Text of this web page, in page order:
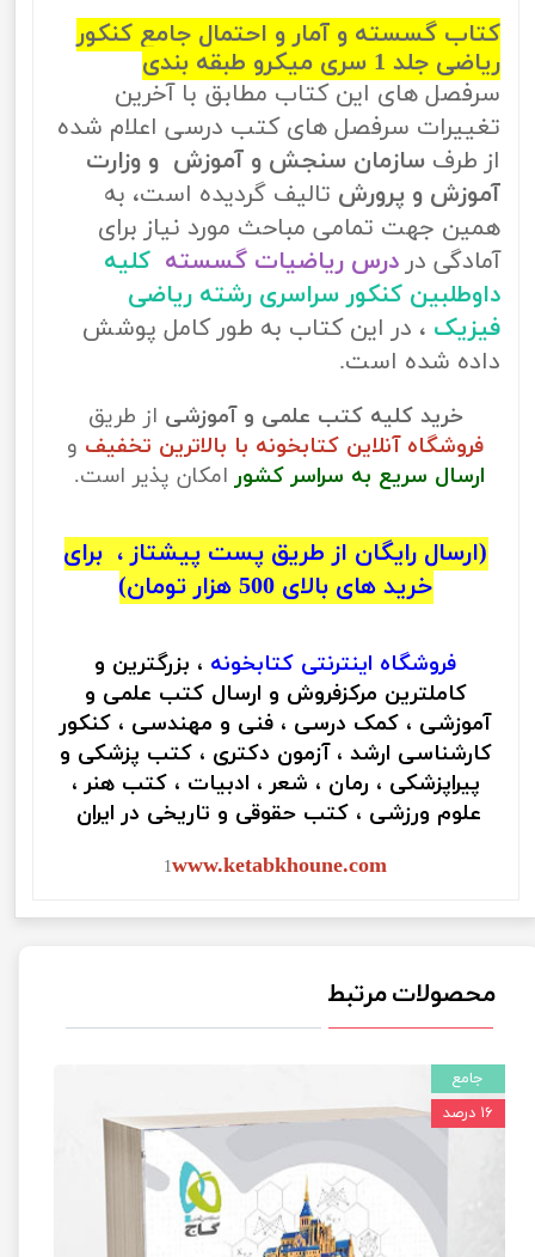
کتاب گسسته و آمار و احتمال جامع کنکور
ریاضی جلد 1 سری میکرو طبقه بندی
سرفصل های این کتاب مطابق با آخرین
تغییرات سرفصل های کتب درسی اعلام شده
از طرف سازمان سنجش و آموزش و وزارت
آموزش و پرورش تالیف گردیده است، به
همین جهت تمامی مباحث مورد نیاز برای
آمادگی در درس ریاضیات گسسته کلیه
داوطلبین کنکور سراسری رشته ریاضی
فیزیک ، در این کتاب به طور کامل پوشش
داده شده است.
خرید کلیه کتب علمی و آموزشی از طریق
فروشگاه آنلاین کتابخونه با بالاترین تخفیف و
ارسال سریع به سراسر کشور امکان پذیر است.
(ارسال رایگان از طریق پست پیشتاز ، برای
خرید های بالای 500 هزار تومان)
فروشگاه اینترنتی کتابخونه ، بزرگترین و
کاملترین مرکزفروش و ارسال کتب علمی و
آموزشی ، کمک درسی ، فنی و مهندسی ، کنکور
کارشناسی ارشد ، آزمون دکتری ، کتب پزشکی و
پیراپزشکی ، رمان ، شعر ، ادبیات ، کتب هنر ،
علوم ورزشی ، کتب حقوقی و تاریخی در ایران
1www.ketabkhoune.com
محصولات مرتبط
جامع
۱۶ درصد